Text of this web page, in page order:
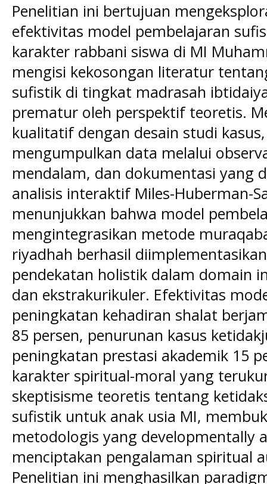
Penelitian ini bertujuan
efektivitas model pembelajaran
karakter rabbani siswa di MI
mengisi kekosongan literatur
sufistik di tingkat madrasah
prematur oleh perspektif teoretis.
kualitatif dengan desain studi
mengumpulkan data melalui
mendalam, dan dokumentasi yang
analisis interaktif Miles-Huberman-
menunjukkan bahwa model
mengintegrasikan metode
riyadhah berhasil
pendekatan holistik dalam domain
dan ekstrakurikuler. Efektivitas
peningkatan kehadiran shalat
85 persen, penurunan kasus
peningkatan prestasi akademik 15
karakter spiritual-moral yang
skeptisisme teoretis tentang
sufistik untuk anak usia MI,
metodologis yang developmentally
menciptakan pengalaman spiritual
Penelitian ini menghasilkan